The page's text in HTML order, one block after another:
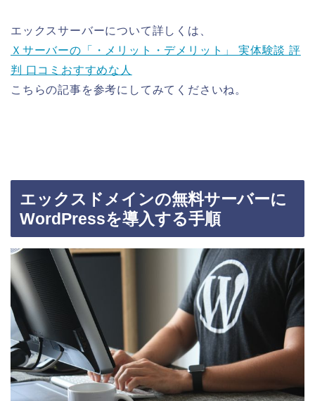
エックスサーバーについて詳しくは、
Ｘサーバーの「・メリット・デメリット」 実体験談 評
判 口コミおすすめな人
こちらの記事を参考にしてみてくださいね。
エックスドメインの無料サーバーに
WordPressを導入する手順